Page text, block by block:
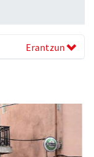
Erantzun